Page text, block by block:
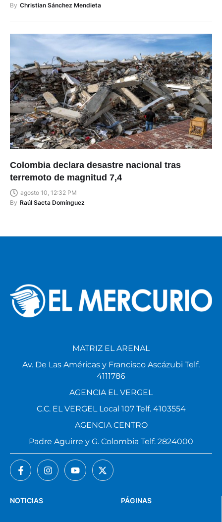
By Christian Sánchez Mendieta
Colombia declara desastre nacional tras
terremoto de magnitud 7,4
agosto 10, 12:32 PM
By Raúl Sacta Domínguez
PÁGINAS
NOTICIAS
MATRIZ EL ARENAL
Av. De Las Américas y Francisco Ascázubi Telf.
4111786
AGENCIA EL VERGEL
C.C. EL VERGEL Local 107 Telf. 4103554
AGENCIA CENTRO
Padre Aguirre y G. Colombia Telf. 2824000